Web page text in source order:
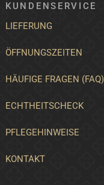
KUNDENSERVICE
LIEFERUNG
ÖFFNUNGSZEITEN
HÄUFIGE FRAGEN (FAQ)
ECHTHEITSCHECK
PFLEGEHINWEISE
KONTAKT